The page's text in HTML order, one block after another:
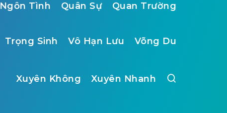
Ngôn Tình Quân Sự Quan Trường
Trọng Sinh Vô Hạn Lưu Võng Du
Xuyên Không Xuyên Nhanh